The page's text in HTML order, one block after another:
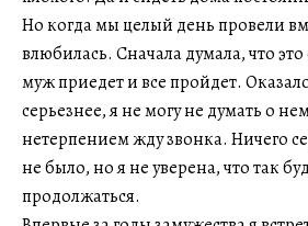
Но когда мы целый день провели
влюбилась. Сначала думала, что
муж приедет и все пройдет.
серьезнее, я не могу не думать о
нетерпением жду звонка. Ничего
не было, но я не уверена, что так
продолжаться.